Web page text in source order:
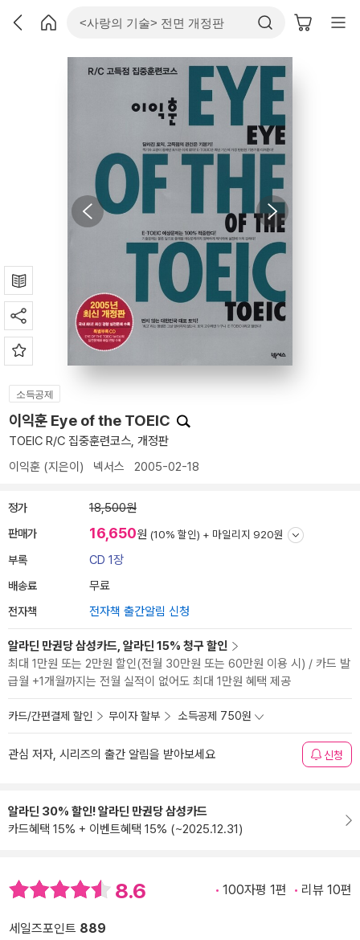
소득공제
이익훈 Eye of the TOEIC
TOEIC R/C 집중훈련코스, 개정판
이익훈 (지은이) 넥서스 2005-02-18
정가 18,500원
판매가 16,650원 (10% 할인) + 마일리지 920원
부록 CD 1장
배송료 무료
전자책 전자책 출간알림 신청
알라딘 만권당 삼성카드, 알라딘 15% 청구 할인
최대 1만원 또는 2만원 할인(전월 30만원 또는 60만원 이용 시) / 카드 발
급월 +1개월까지는 전월 실적이 없어도 최대 1만원 혜택 제공
카드/간편결제 할인 무이자 할부 소득공제 750원
관심 저자, 시리즈의 출간 알림을 받아보세요 신청
알라딘 30% 할인! 알라딘 만권당 삼성카드
카드혜택 15% + 이벤트혜택 15% (~2025.12.31)
8.6 100자평 1편 리뷰 10편
세일즈포인트 889